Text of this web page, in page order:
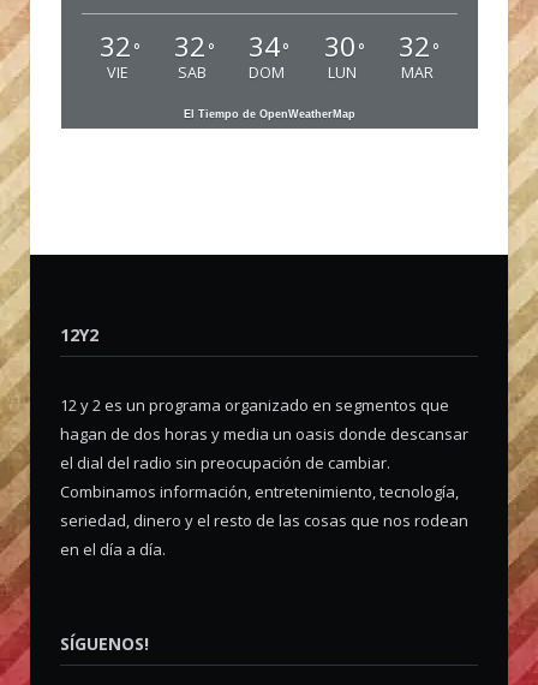
32 °
VIE
32 °
SAB
34°
DOM
30 °
LUN
32 °
MAR
El Tiempo de OpenWeatherMap
12Y2
12 y 2 es un programa organizado en segmentos que
hagan de dos horas y media un oasis donde descansar
el dial del radio sin preocupación de cambiar.
Combinamos información, entretenimiento, tecnología,
seriedad, dinero y el resto de las cosas que nos rodean
en el día a día.
SÍGUENOS!